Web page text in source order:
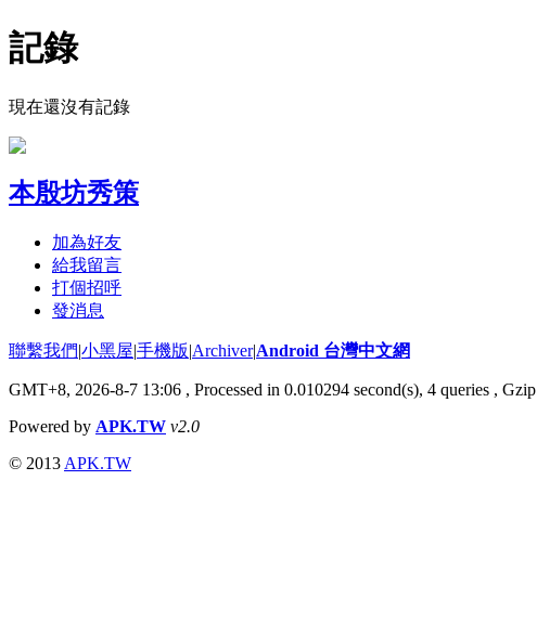
記錄
現在還沒有記錄
本殷坊秀策
加為好友
給我留言
打個招呼
發消息
聯繫我們|小黑屋|手機版|Archiver|Android 台灣中文網
GMT+8, 2026-8-7 13:06 , Processed in 0.010294 second(s), 4 queries ,
Powered by APK.TW v2.0
© 2013 APK.TW